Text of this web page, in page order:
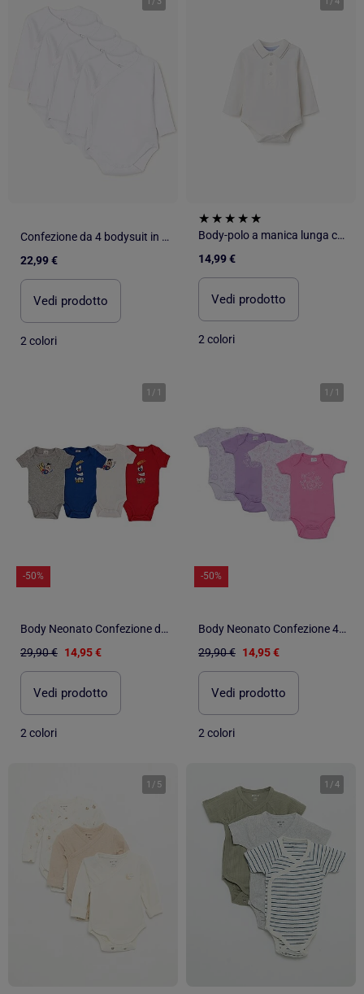
Confezione da 4 bodysuit in cotone a manica lunga
22,99 €
Vedi prodotto
2 colori
Body-polo a manica lunga con righe
14,99 €
Vedi prodotto
2 colori
1 / 1
-50%
Body Neonato Confezione di 4
29,90 € 14,95 €
Vedi prodotto
2 colori
1 / 1
-50%
Body Neonato Confezione 4 Motivi
29,90 € 14,95 €
Vedi prodotto
2 colori
1 / 5 1 /4